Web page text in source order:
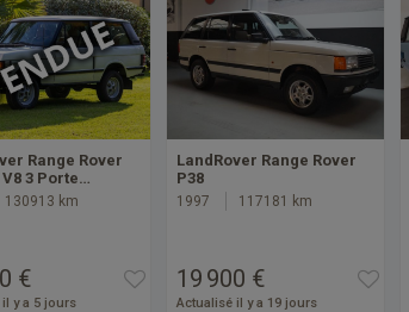
Range Rover
3 Porte…
130913 km
€
y a 5 jours
LandRover Range Rover
P38
1997 117181 km
19 900 €
Actualisé il y a 19 jours